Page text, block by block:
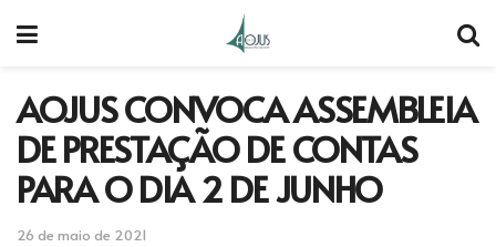
AOJUS CONVOCA ASSEMBLEIA
DE PRESTAÇÃO DE CONTAS
PARA O DIA 2 DE JUNHO
26 de maio de 2021